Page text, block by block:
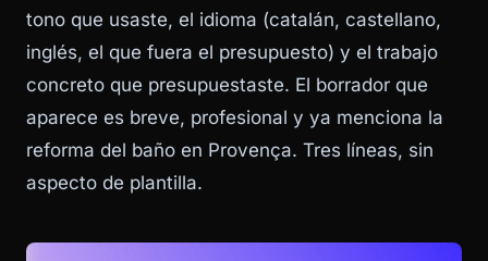
tono que usaste, el idioma (catalán, castellano,
inglés, el que fuera el presupuesto) y el trabajo
concreto que presupuestaste. El borrador que
aparece es breve, profesional y ya menciona la
reforma del baño en Provença. Tres líneas, sin
aspecto de plantilla.